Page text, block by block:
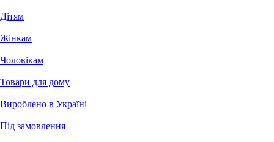
Дітям
Жінкам
Чоловікам
Товари для дому
Вироблено в Україні
Під замовлення